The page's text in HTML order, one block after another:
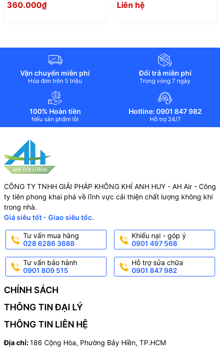
360.000₫ Liên hệ
Vận chuyển miễn phí
Hóa đơn trên 5 triệu
Đổi trả miễn phí
Trong vòng 7 ngày
100% Hoàn tiền
Nếu sản phẩm lỗi
Hotline: 0901 847 982
Hỗ trợ 24/7
CÔNG TY TNHH GIẢI PHÁP KHÔNG KHÍ ANH HUY - AH Air - Công
ty tiên phong khai phá về lĩnh vực cải thiện chất lượng không khí
trong nhà.
Giá siêu tốt - Giao siêu tốc.
Tư vấn mua hàng
028 6286 3688
Khiếu nại - góp ý
0901 497 568
Tư vấn bảo hành
0901 809 515
Hỗ trợ sửa chữa
0901 847 982
CHÍNH SÁCH
THÔNG TIN ĐẠI LÝ
THÔNG TIN LIÊN HỆ
Địa chỉ:186 Cộng Hòa, Phường Bảy Hiền, TP.HCM